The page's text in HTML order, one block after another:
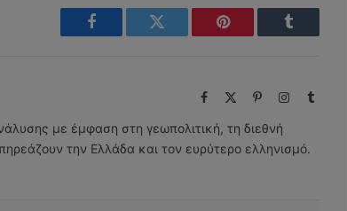
Facebook Twitter Pinterest Tumblr
Facebook PinterestInstagram
Tumblr
με έμφαση στη γεωπολιτική, τη διεθνή
την Ελλάδα και τον ευρύτερο ελληνισμό.